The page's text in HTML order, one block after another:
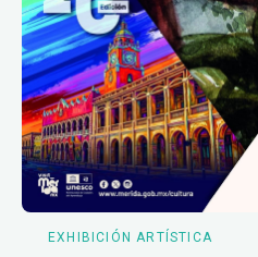
EXHIBICIÓN ARTÍSTICA